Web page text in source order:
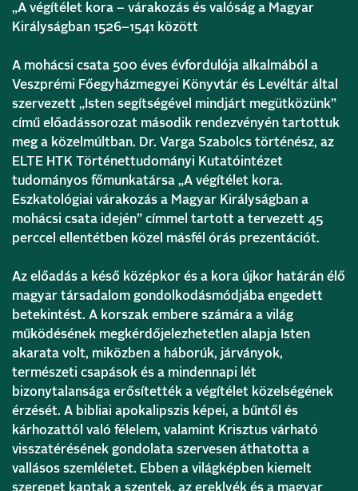
„A végítélet kora – várakozás és valóság a Magyar
Királyságban 1526–1541 között
A mohácsi csata 500 éves évfordulója alkalmából a
Veszprémi Főegyházmegyei Könyvtár és Levéltár által
szervezett „Isten segítségével mindjárt megütközünk”
című előadássorozat második rendezvényén tartottuk
meg a közelmúltban. Dr. Varga Szabolcs történész, az
ELTE HTK Történettudományi Kutatóintézet
tudományos főmunkatársa „A végítélet kora.
Eszkatológiai várakozás a Magyar Királyságban a
mohácsi csata idején” címmel tartott a tervezett 45
perccel ellentétben közel másfél órás prezentációt.
Az előadás a késő középkor és a kora újkor határán élő
magyar társadalom gondolkodásmódjába engedett
betekintést. A korszak embere számára a világ
működésének megkérdőjelezhetetlen alapja Isten
akarata volt, miközben a háborúk, járványok,
természeti csapások és a mindennapi lét
bizonytalansága erősítették a végítélet közelségének
érzését. A bibliai apokalipszis képei, a bűntől és
kárhozattól való félelem, valamint Krisztus várható
visszatérésének gondolata szervesen áthatotta a
vallásos szemléletet. Ebben a világképben kiemelt
szerepet kaptak a szentek, az ereklyék és a magyar